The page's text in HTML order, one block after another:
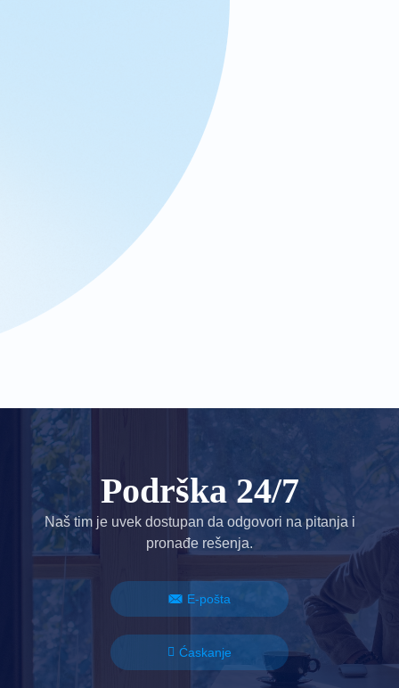
Podrška 24/7
Naš tim je uvek dostupan da odgovori na pitanja i
pronađe rešenja.
E-pošta
Ćaskanje